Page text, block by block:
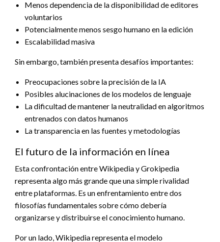
Menos dependencia de la disponibilidad de editores
voluntarios
Potencialmente menos sesgo humano en la edición
Escalabilidad masiva
Sin embargo, también presenta desafíos importantes:
Preocupaciones sobre la precisión de la IA
Posibles alucinaciones de los modelos de lenguaje
La dificultad de mantener la neutralidad en algoritmos
entrenados con datos humanos
La transparencia en las fuentes y metodologías
El futuro de la información en línea
Esta confrontación entre Wikipedia y Grokipedia
representa algo más grande que una simple rivalidad
entre plataformas. Es un enfrentamiento entre dos
filosofías fundamentales sobre cómo debería
organizarse y distribuirse el conocimiento humano.
Por un lado, Wikipedia representa el modelo